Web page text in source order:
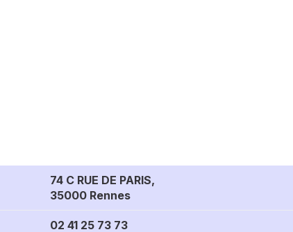
74 C RUE DE PARIS,
35000 Rennes
02 41 25 73 73